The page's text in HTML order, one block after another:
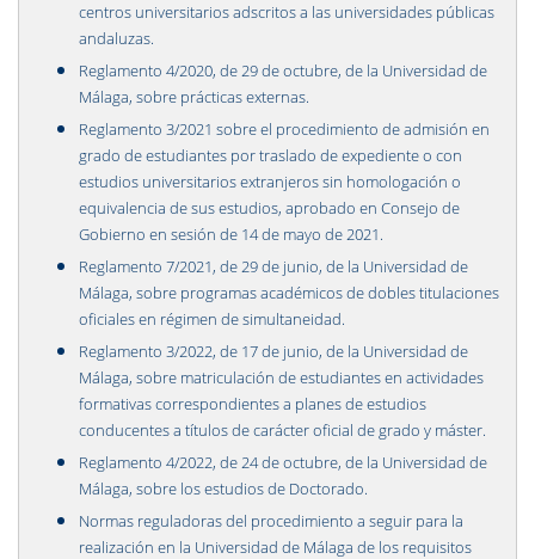
centros universitarios adscritos a las universidades públicas
andaluzas.
Reglamento 4/2020, de 29 de octubre, de la Universidad de
Málaga, sobre prácticas externas.
Reglamento 3/2021 sobre el procedimiento de admisión en
grado de estudiantes por traslado de expediente o con
estudios universitarios extranjeros sin homologación o
equivalencia de sus estudios, aprobado en Consejo de
Gobierno en sesión de 14 de mayo de 2021.
Reglamento 7/2021, de 29 de junio, de la Universidad de
Málaga, sobre programas académicos de dobles titulaciones
oficiales en régimen de simultaneidad.
Reglamento 3/2022, de 17 de junio, de la Universidad de
Málaga, sobre matriculación de estudiantes en actividades
formativas correspondientes a planes de estudios
conducentes a títulos de carácter oficial de grado y máster.
Reglamento 4/2022, de 24 de octubre, de la Universidad de
Málaga, sobre los estudios de Doctorado.
Normas reguladoras del procedimiento a seguir para la
realización en la Universidad de Málaga de los requisitos